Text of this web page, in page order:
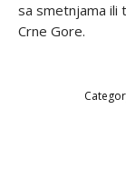
sa smetnjama ili
Crne Gore.